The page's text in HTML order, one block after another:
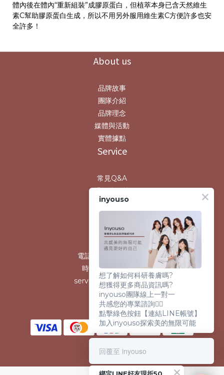
體內後在體內“重新組裝”成膠原蛋白，但植萃本身已含天然維生
素C幫助膠原蛋白生成，所以不用另外服用維生素C方便許多也安
全許多！
About us
品牌故事
團隊介紹
品牌理念
媒體與活動
實體據點
Service
常見Q&A
退換貨政策
運送政策
Contact us
電話 /0800-559-980
時間 / 10:00-17:30
service@inyouso.com
inyouso
想了解如何科研養膚嗎?
想獲得更多商品資訊嗎?
inyouso團隊線上一對一
共感您的專業諮詢👩‍⚕️
點擊綠色按鈕【連結LINE帳號】
加入inyouso探索美的無限可能
回覆至 inyouso